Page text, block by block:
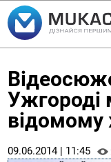
Ужгороді
відомому
09.06.2014 | 11:45